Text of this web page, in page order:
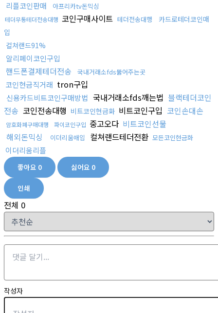
리플코인판매 아프리카tv돈믹싱
테더무통테더전송대행 코인구매사이트 테더전송대행
카드로테더코인매
입
컬쳐랜드91%
알리페이코인구입
핸드폰결제테더전송 국내거래소fds뚫어주는곳
코인현금직거래 tron구입
신용카드비트코인구매방법 국내거래소fds깨는법 블랙테더코인
전송 코인전송대행 비트코인현금화 비트코인구입 코인손대손
암호화폐구매대행 파이코인구입 중고오다 비트코인선물
해외돈믹싱
이더리움매입 컬쳐랜드테더전환 모든코인현금화
이더리움리플
좋아요 0 싫어요 0
인쇄
전체 0
작성자